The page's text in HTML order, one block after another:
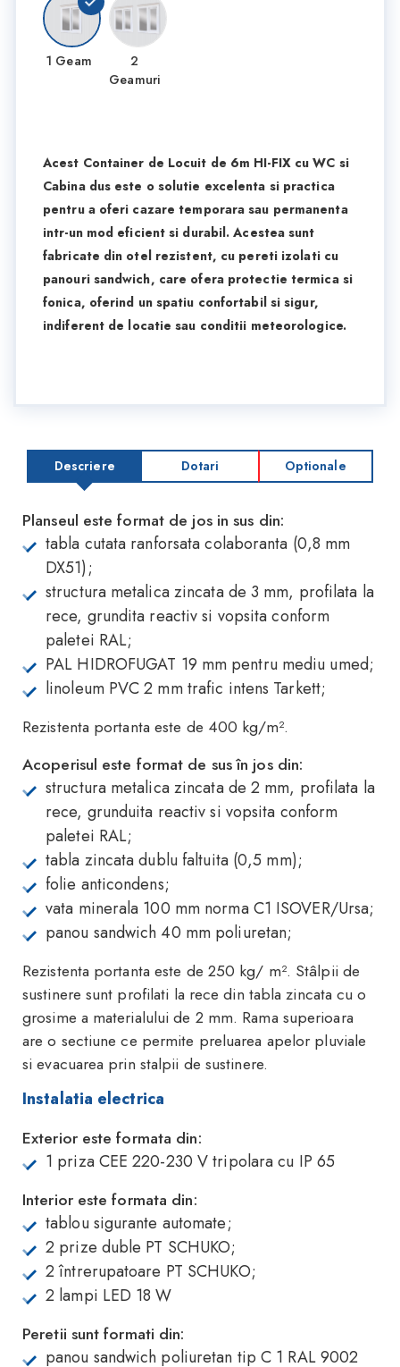
1 Geam
2
Geamuri
Acest Container de Locuit de 6m HI-FIX cu WC si
Cabina dus este o solutie excelenta si practica
pentru a oferi cazare temporara sau permanenta
intr-un mod eficient si durabil. Acestea sunt
fabricate din otel rezistent, cu pereti izolati cu
panouri sandwich, care ofera protectie termica si
fonica, oferind un spatiu confortabil si sigur,
indiferent de locatie sau conditii meteorologice.
Descriere Dotari Optionale
Planseul este format de jos in sus din:
tabla cutata ranforsata colaboranta (0,8 mm
DX51);
structura metalica zincata de 3 mm, profilata la
rece, grundita reactiv si vopsita conform
paletei RAL;
PAL HIDROFUGAT 19 mm pentru mediu umed;
linoleum PVC 2 mm trafic intens Tarkett;
Rezistenta portanta este de 400 kg/m².
Acoperisul este format de sus în jos din:
structura metalica zincata de 2 mm, profilata la
rece, grunduita reactiv si vopsita conform
paletei RAL;
tabla zincata dublu faltuita (0,5 mm);
folie anticondens;
vata minerala 100 mm norma C1 ISOVER/Ursa;
panou sandwich 40 mm poliuretan;
Rezistenta portanta este de 250 kg/ m². Stâlpii de
sustinere sunt profilati la rece din tabla zincata cu o
grosime a materialului de 2 mm. Rama superioara
are o sectiune ce permite preluarea apelor pluviale
si evacuarea prin stalpii de sustinere.
Instalatia electrica
Exterior este formata din:
1 priza CEE 220-230 V tripolara cu IP 65
Interior este formata din:
tablou sigurante automate;
2 prize duble PT SCHUKO;
2 întrerupatoare PT SCHUKO;
2 lampi LED 18 W
Peretii sunt formati din:
panou sandwich poliuretan tip C 1 RAL 9002